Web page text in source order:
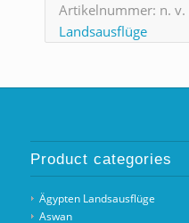
Artikelnummer: n. v.
Landsausflüge
Product categories
Ägypten Landsausflüge
Aswan